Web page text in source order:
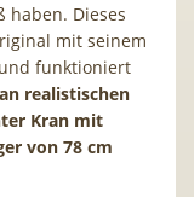
haben. Dieses
mit seinem
funktioniert
realistischen
Kran mit
von 78 cm